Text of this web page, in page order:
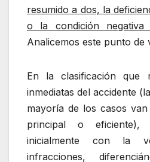
resumido a dos, la
o la condición
Analicemos este punto de
En la clasificación que
inmediatas del accidente
mayoría de los casos
principal o eficiente),
inicialmente con la
infracciones,